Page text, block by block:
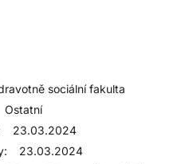
sociální fakulta
Ostatní
23.03.2024
23.03.2024